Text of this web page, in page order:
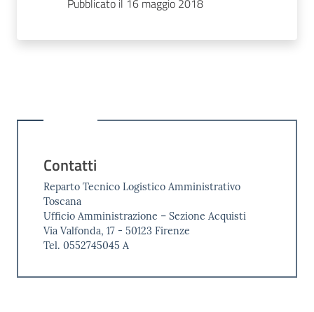
Pubblicato il 16 maggio 2018
Contatti
Reparto Tecnico Logistico Amministrativo
Toscana
Ufficio Amministrazione – Sezione Acquisti
Via Valfonda, 17 - 50123 Firenze
Tel. 0552745045 A